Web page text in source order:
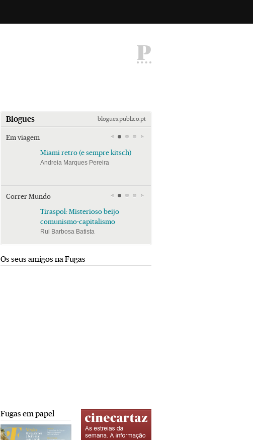
P
Blogues blogues.publico.pt
Em viagem
Miami retro (e sempre kitsch)
Andreia Marques Pereira
Correr Mundo
Tiraspol: Misterioso beijo
comunismo-capitalismo
Rui Barbosa Batista
Os seus amigos na Fugas
Fugas em papel